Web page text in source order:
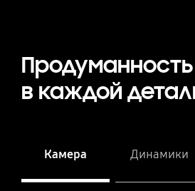
в каждой
Камера Динамики